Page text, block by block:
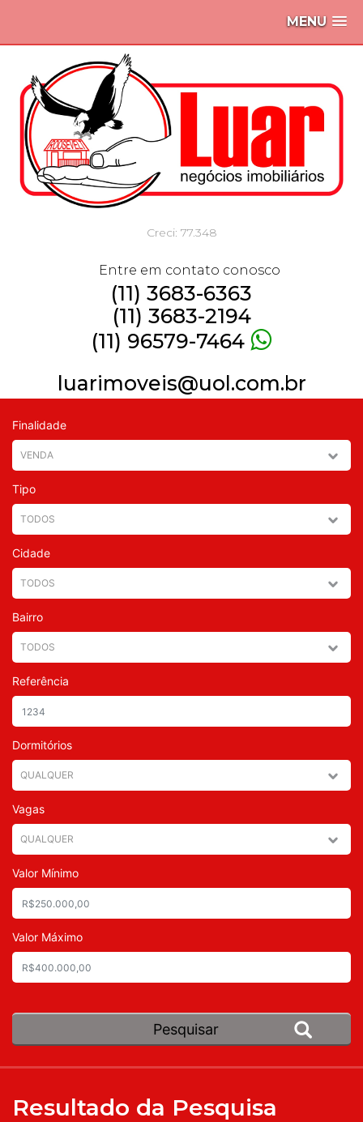
MENU
Creci: 77.348
Entre em contato conosco
(11) 3683-6363
(11) 3683-2194
(11) 96579-7464
luarimoveis@uol.com.br
Finalidade
Tipo
Cidade
Bairro
Referência
Dormitórios
Vagas
Valor Mínimo
Valor Máximo
Resultado da Pesquisa